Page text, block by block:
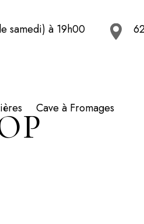
samedi) à 19h00
Cave à Fromages